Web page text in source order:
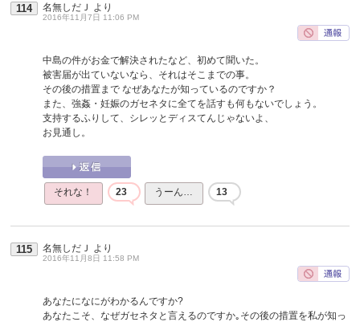
114 名無しだＪ より
2016年11月7日 11:06 PM
中島の件がお金で解決されたなど、初めて聞いた。
被害届が出ていないなら、それはそこまでの事。
その後の措置まで なぜあなたが知っているのですか？
また、強姦・妊娠のガセネタに全てを話すも何もないでしょう。
支持するふりして、シレッとディスてんじゃないよ、
お見通し。
それな！ 23 うーん… 13
115 名無しだＪ より
2016年11月8日 11:58 PM
あなたになにがわかるんですか?
あなたこそ、なぜガセネタと言えるのですか｡その後の措置を私が知っ